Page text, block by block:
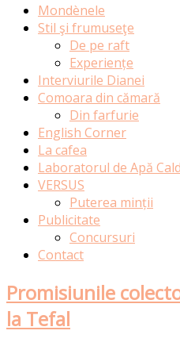
Mondènele
Stil şi frumuseţe
De pe raft
Experiențe
Interviurile Dianei
Comoara din cămară
Din farfurie
English Corner
La cafea
Laboratorul de Apă
VERSUS
Puterea minții
Publicitate
Concursuri
Contact
Promisiunile
la Tefal